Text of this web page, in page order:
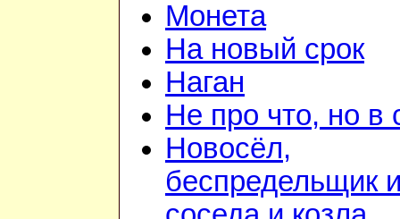
Монета
На новый срок
Наган
Не про что, но в
Новосёл,
беспредельщик